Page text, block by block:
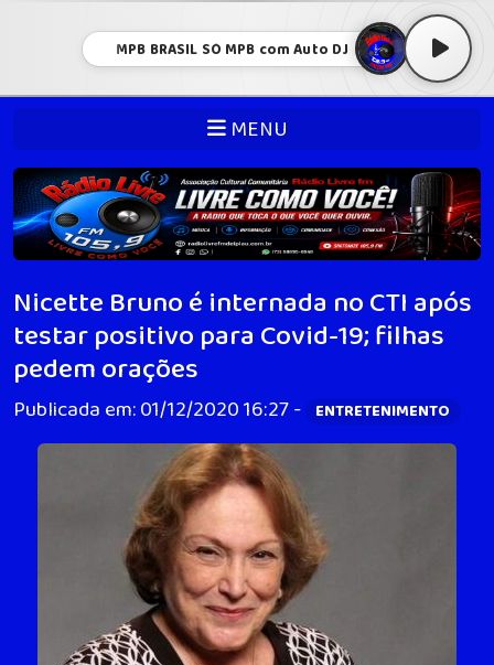
MPB BRASIL SÓ MPB com Auto DJ
MENU
Nicette Bruno é internada no CTI após
testar positivo para Covid-19; filhas
pedem orações
Publicada em: 01/12/2020 16:27 - ENTRETENIMENTO